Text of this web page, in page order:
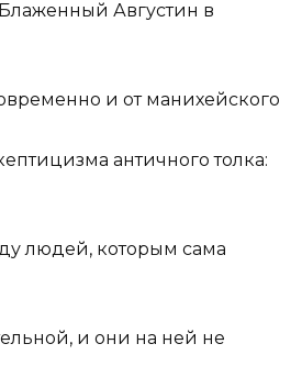
Августин в
и от манихейского
античного толка:
людей, которым сама
и они на ней не